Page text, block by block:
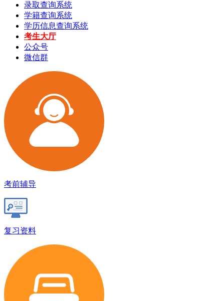
录取查询系统
学籍查询系统
学历信息查询系统
考生大厅
公众号
微信群
考前辅导
复习资料